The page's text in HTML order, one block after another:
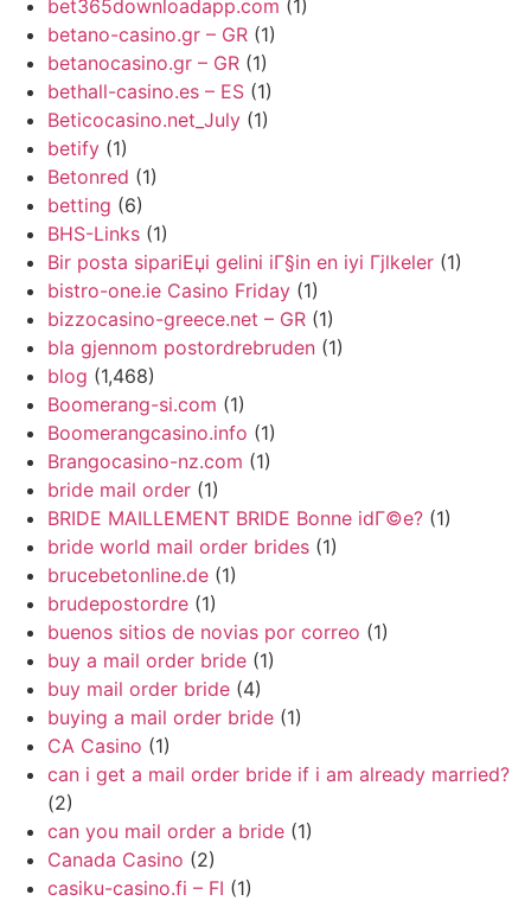
bet365downloadapp.com (1)
betano-casino.gr – GR (1)
betanocasino.gr – GR (1)
bethall-casino.es – ES (1)
Beticocasino.net_July (1)
betify (1)
Betonred (1)
betting (6)
BHS-Links (1)
Bir posta sipariЕџi gelini iГ§in en iyi Гјlkeler (1)
bistro-one.ie Casino Friday (1)
bizzocasino-greece.net – GR (1)
bla gjennom postordrebruden (1)
blog (1,468)
Boomerang-si.com (1)
Boomerangcasino.info (1)
Brangocasino-nz.com (1)
bride mail order (1)
BRIDE MAILLEMENT BRIDE Bonne idГ©e? (1)
bride world mail order brides (1)
brucebetonline.de (1)
brudepostordre (1)
buenos sitios de novias por correo (1)
buy a mail order bride (1)
buy mail order bride (4)
buying a mail order bride (1)
CA Casino (1)
can i get a mail order bride if i am already married?
(2)
can you mail order a bride (1)
Canada Casino (2)
casiku-casino.fi – FI (1)